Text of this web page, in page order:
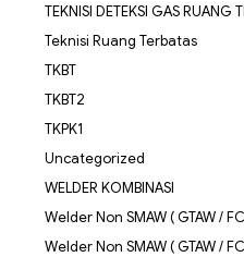
TEKNISI DETEKSI GAS RUANG
Teknisi Ruang Terbatas
TKBT
TKBT2
TKPK1
Uncategorized
WELDER KOMBINASI
Welder Non SMAW ( GTAW /
Welder Non SMAW ( GTAW /